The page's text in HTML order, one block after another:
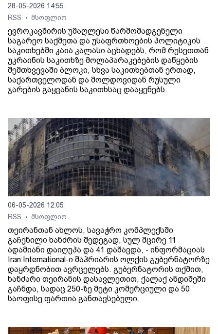
28-05-2026 14:55
RSS
• მსოფლიო
ევროკავშირის უმაღლესი წარმომადგენელი
საგარეო საქმეთა და უსაფრთხოების პოლიტიკის
საკითხებში კაია კალასი აცხადებს, რომ რუსეთთან
უკრაინის საკითხზე მოლაპარაკებების დაწყების
შემთხვევაში ბლოკი, სხვა საკითხებთან ერთად,
საქართველოდან და მოლდოვიდან რუსული
ჯარების გაყვანის საკითხსაც დააყენებს.
06-05-2026 12:05
RSS
• მსოფლიო
თეირანთან ახლოს, სავაჭრო კომპლექსში
გაჩენილი ხანძრის შედეგად, სულ მცირე 11
ადამიანი დაიღუპა და 41 დაშავდა, - ინფორმაციას
Iran International-ი შაჰრიარის ოლქის გუბერნატორზე
დაყრდნობით ავრცელებს. გუბერნატორის თქმით,
ხანძარი თეირანის დასავლეთით, ქალაქ ანდიშეში
გაჩნდა, სადაც 250-ზე მეტი კომერციული და 50
საოფისე ფართია განთავსებული.